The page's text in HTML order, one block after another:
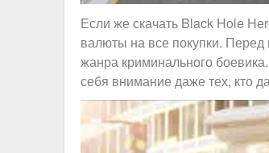
Если же скачать Black Hole
валюты на все покупки.
жанра криминального
себя внимание даже тех, кто